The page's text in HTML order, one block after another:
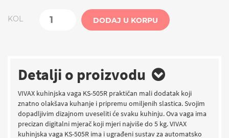
KOL DODAJ U KORPU
Detalji o proizvodu
VIVAX kuhinjska vaga KS-505R praktičan mali dodatak koji
znatno olakšava kuhanje i pripremu omiljenih slastica. Svojim
dopadljivim dizajnom uveseliti će svaku kuhinju. Ova vaga ima
precizan digitalni mjerač koji mjeri najviše do 5 kg. VIVAX
kuhinjska vaga KS-505R ima i ugrađeni sustav za automatsko